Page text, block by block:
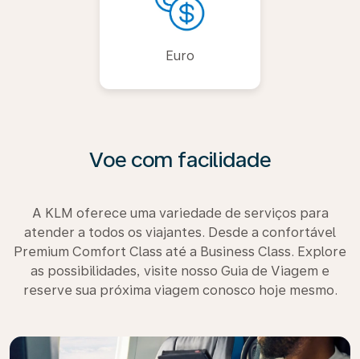
Euro
Voe com facilidade
A KLM oferece uma variedade de serviços para
atender a todos os viajantes. Desde a confortável
Premium Comfort Class até a Business Class. Explore
as possibilidades, visite nosso Guia de Viagem e
reserve sua próxima viagem conosco hoje mesmo.